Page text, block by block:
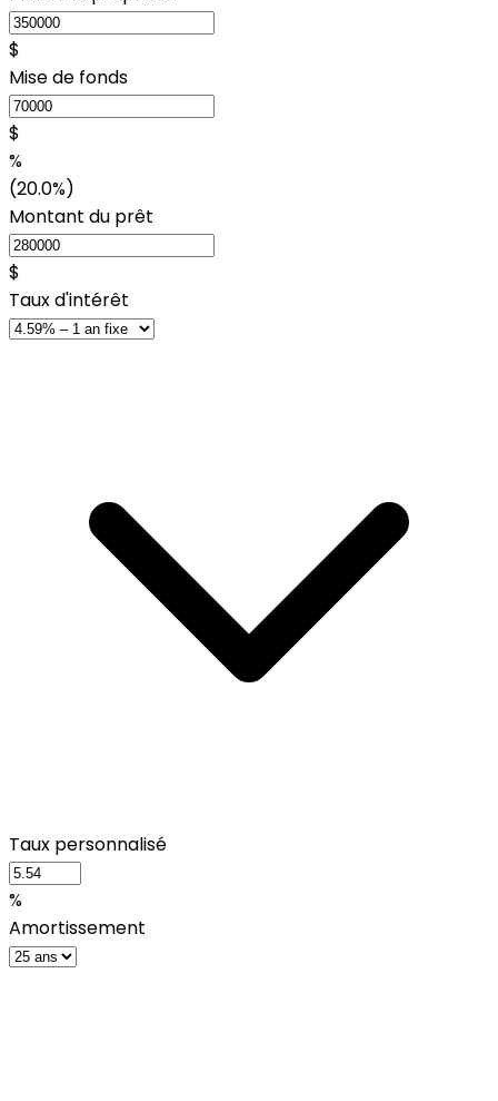
$
Mise de fonds
$
%
(20.0%)
Montant du prêt
$
Taux d'intérêt
Taux personnalisé
%
Amortissement